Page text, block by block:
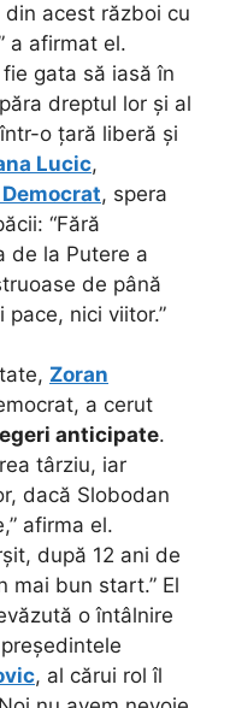
din acest război cu
a afirmat el.
gata să iasă în
dreptul lor și al
o țară liberă și
Lucic,
, spera
“Fără
de la Putere a
de până
nici viitor.”
Zoran
a cerut
anticipate.
târziu, iar
dacă Slobodan
afirma el.
după 12 ani de
mai bun start.” El
o întâlnire
, al cărui rol îl